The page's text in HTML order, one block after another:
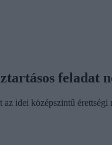
feladat
idei középszintű érettségi